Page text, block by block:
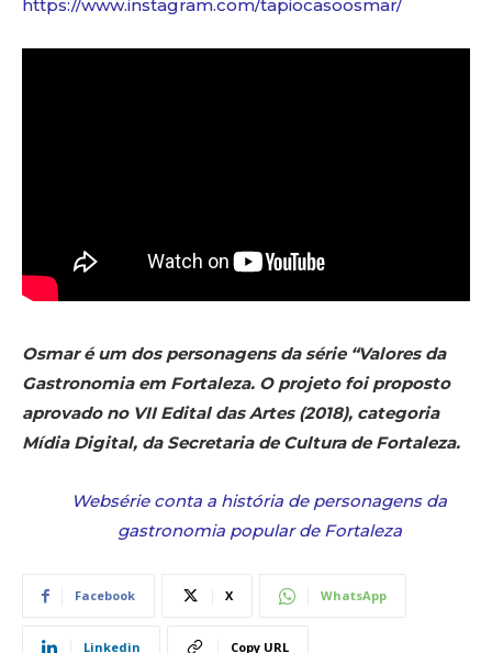
https://www.instagram.com/tapiocasoosmar/
Osmar é um dos personagens da série “Valores da
Gastronomia em Fortaleza. O projeto foi proposto
aprovado no VII Edital das Artes (2018), categoria
Mídia Digital, da Secretaria de Cultura de Fortaleza.
Websérie conta a história de personagens da
gastronomia popular de Fortaleza
Facebook X WhatsApp
Linkedin Copy URL